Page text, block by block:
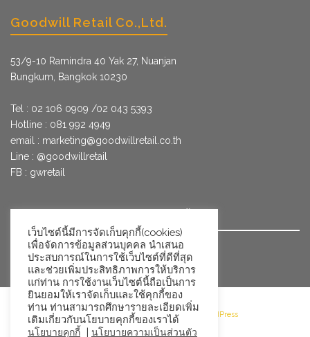
Goodwill Retail Co.,Ltd.
53/9­-10 Ramindra 40 Yak 27, Nuanjan
Bungkum, Bangkok 10230
Tel : 02 106 0909 /02 043 5393
Hotline : 081 992 4949
email : marketing@goodwillretail.co.th
Line : @goodwillretail
FB : gwretail
นโยบายข้อมูลส่วนบุคคล
©2026 Goodwill Retail · Powered by WordPress
เว็บไซต์นี้มีการจัดเก็บคุกกี้(cookies)
เพื่อจัดการข้อมูลส่วนบุคคล นำเสนอ
ประสบการณ์ในการใช้เว็บไซต์ที่ดีที่สุด
และช่วยเพิ่มประสิทธิภาพการให้บริการ
แก่ท่าน การใช้งานเว็บไซต์นี้ถือเป็นการ
ยินยอมให้เราจัดเก็บและใช้คุกกี้ของ
ท่าน ท่านสามารถศึกษารายละเอียดเพิ่ม
เติมเกี่ยวกับนโยบายคุกกี้ของเราได้
นโยบายคุกกี้ | นโยบายความเป็นส่วนตัว